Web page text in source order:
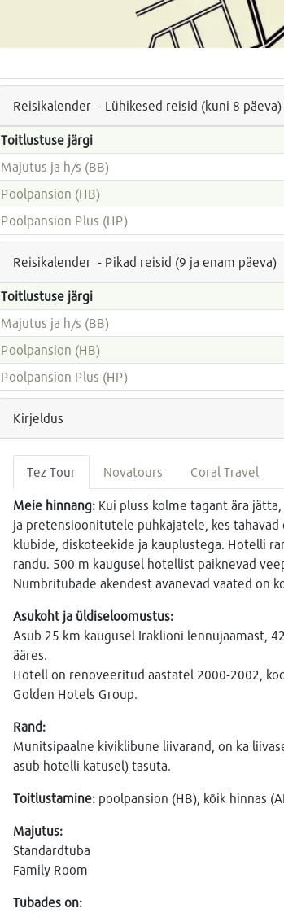
Reisikalender - Lühikesed reisid (kuni 8 päeva)
Toitlustuse järgi
Majutus ja h/s (BB)
Poolpansion (HB)
Poolpansion Plus (HP)
Reisikalender - Pikad reisid (9 ja enam päeva)
Toitlustuse järgi
Majutus ja h/s (BB)
Poolpansion (HB)
Poolpansion Plus (HP)
Kirjeldus
Tez Tour Novatours Coral Travel
Meie hinnang:Kui pluss kolme tagant ära
ja pretensioonitutele puhkajatele, kes
klubide, diskoteekide ja kauplustega. Hotelli
randu. 500 m kaugusel hotellist paiknevad
Numbritubade akendest avanevad vaated on
Asukoht ja üldiseloomustus:
Asub 25 km kaugusel Iraklioni lennujaamast,
ääres.
Hotell on renoveeritud aastatel 2000-2002,
Golden Hotels Group.
Rand:
Munitsipaalne kiviklibune liivarand, on ka
asub hotelli katusel) tasuta.
Toitlustamine:poolpansion (HB), kõik hinnas
Majutus:
Standardtuba
Family Room
Tubades on: